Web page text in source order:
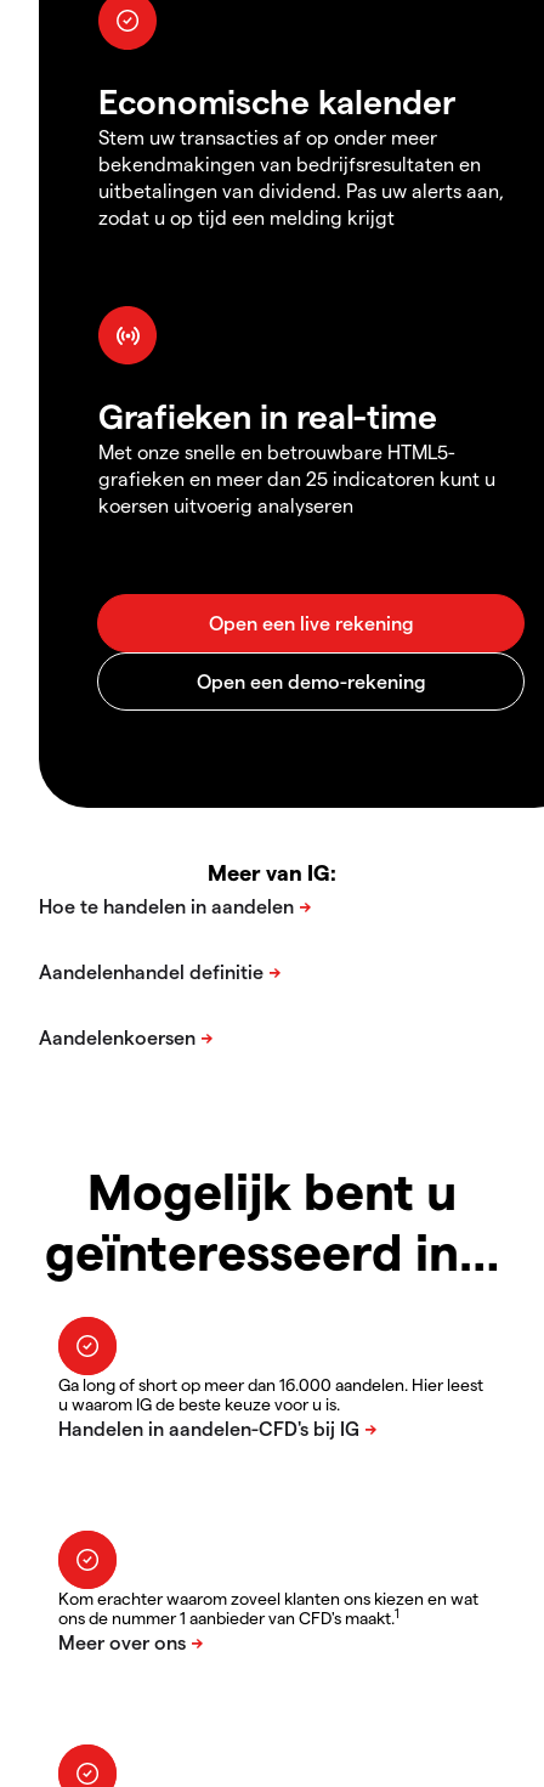
Economische kalender
Stem uw transacties af op onder meer
bekendmakingen van bedrijfsresultaten en
uitbetalingen van dividend. Pas uw alerts aan,
zodat u op tijd een melding krijgt
Grafieken in real-time
Met onze snelle en betrouwbare HTML5-
grafieken en meer dan 25 indicatoren kunt u
koersen uitvoerig analyseren
Meer van IG:
Mogelijk bent u
geïnteresseerd in…
Ga long of short op meer dan 16.000 aandelen. Hier leest
u waarom IG de beste keuze voor u is.
Kom erachter waarom zoveel klanten ons kiezen en wat
ons de nummer 1 aanbieder van CFD's maakt.1